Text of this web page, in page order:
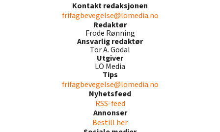
Kontakt redaksjonen
frifagbevegelse@lomedia.no
Redaktør
Frode Rønning
Ansvarlig redaktør
Tor A. Godal
Utgiver
LO Media
Tips
frifagbevegelse@lomedia.no
Nyhetsfeed
RSS-feed
Annonser
Bestill her